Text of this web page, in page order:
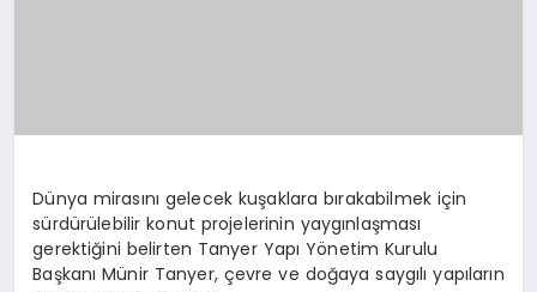
Dünya mirasını gelecek kuşaklara bırakabilmek için
sürdürülebilir konut projelerinin yaygınlaşması
gerektiğini belirten Tanyer Yapı Yönetim Kurulu
Başkanı Münir Tanyer, çevre ve doğaya saygılı yapıların